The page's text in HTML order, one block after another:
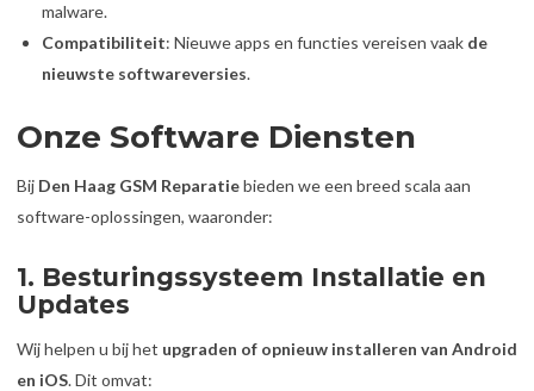
malware.
Compatibiliteit: Nieuwe apps en functies vereisen vaak de
nieuwste softwareversies.
Onze Software Diensten
Bij Den Haag GSM Reparatiebieden we een breed scala aan
software-oplossingen, waaronder:
1. Besturingssysteem Installatie en
Updates
Wij helpen u bij het upgraden of opnieuw installeren van Android
en iOS. Dit omvat: